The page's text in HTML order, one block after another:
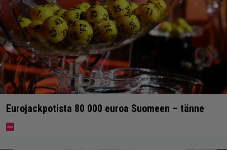
Eurojackpotista 80 000 euroa Suomeen – tänne